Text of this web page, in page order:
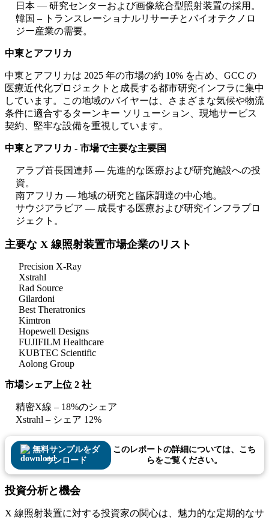
日本 — 研究センターおよび画像統合型照射装置の採用。
韓国 – トランスレーショナルリサーチとバイオテクノロ
ジー産業の需要。
中東とアフリカ
中東とアフリカは 2025 年の市場の約 10% を占め、GCC の
医療近代化プロジェクトと成長する都市研究インフラに集中
しています。この地域のバイヤーは、さまざまな気候や物流
条件に適合するターンキー ソリューション、現地サービス
契約、堅牢な設備を重視しています。
中東とアフリカ - 市場で主要な主要国
アラブ首長国連邦 — 先進的な医療および研究施設への投
資。
南アフリカ — 地域の研究と臨床調達の中心地。
サウジアラビア — 成長する医療および研究インフラプロ
ジェクト。
主要な X 線照射装置市場企業のリスト
Precision X-Ray
Xstrahl
Rad Source
Gilardoni
Best Theratronics
Kimtron
Hopewell Designs
FUJIFILM Healthcare
KUBTEC Scientific
Aolong Group
市場シェア上位 2 社
精密X線 – 18%のシェア
Xstrahl – シェア 12%
無料サンプルをダ
ウンロード
このレポートの詳細については、こち
らをご覧ください。
投資分析と機会
X 線照射装置に対する投資家の関心は、魅力的な定期的なサ